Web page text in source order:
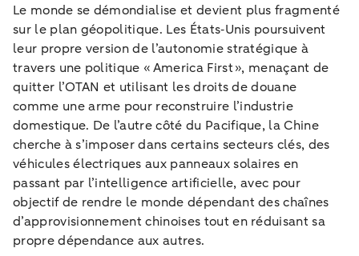
Le monde se démondialise et devient plus fragmenté
sur le plan géopolitique. Les États‑Unis poursuivent
leur propre version de l’autonomie stratégique à
travers une politique « America First », menaçant de
quitter l’OTAN et utilisant les droits de douane
comme une arme pour reconstruire l’industrie
domestique. De l’autre côté du Pacifique, la Chine
cherche à s’imposer dans certains secteurs clés, des
véhicules électriques aux panneaux solaires en
passant par l’intelligence artificielle, avec pour
objectif de rendre le monde dépendant des chaînes
d’approvisionnement chinoises tout en réduisant sa
propre dépendance aux autres.